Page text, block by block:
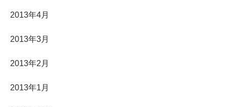
2013年4月
2013年3月
2013年2月
2013年1月